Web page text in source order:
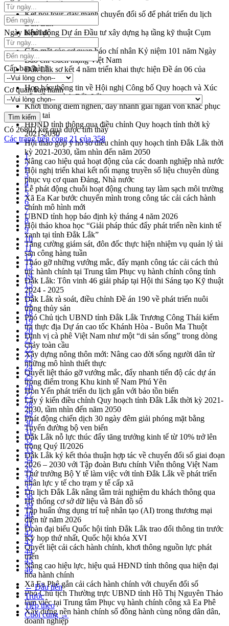
tỉnh Đắk Lắk
Kết nối tour, đẩy mạnh chuyển đổi số để phát triển du lịch
Đắk Lắk
Khởi động Dự án Đầu tư xây dựng hạ tầng kỹ thuật Cụm
công nghiệp Tân Tiến
Gặp mặt các cơ quan báo chí nhân Kỷ niệm 101 năm Ngày
Báo chí Cách mạng Việt Nam
Đắk Lắk sơ kết 4 năm triển khai thực hiện Đề án 06 của
Chính phủ
Họp báo thông tin về Hội nghị Công bố Quy hoạch và Xúc
tiến đầu tư tỉnh Đắk Lắk
Khơi thông điểm nghẽn, đẩy nhanh giải ngân vốn khắc phục
thiên tai
HĐND tỉnh thông qua điều chỉnh Quy hoạch tỉnh thời kỳ
2021-2030
Hội thảo góp ý hồ sơ điều chỉnh quy hoạch tỉnh Đắk Lắk thời
kỳ 2021-2030, tầm nhìn đến năm 2050
Nâng cao hiệu quả hoạt động của các doanh nghiệp nhà nước
Hội nghị triển khai kết nối mạng truyền số liệu chuyên dùng
phục vụ cơ quan Đảng, Nhà nước
Lễ phát động chuỗi hoạt động chung tay làm sạch môi trường
Xã Ea Kar bước chuyển mình trong công tác cải cách hành
chính mô hình mới
UBND tỉnh họp báo định kỳ tháng 4 năm 2026
Hội thảo khoa học “Giải pháp thúc đẩy phát triển nền kinh tế
xanh tại tỉnh Đắk Lắk”
Tăng cường giám sát, đôn đốc thực hiện nhiệm vụ quản lý tài
sản công hàng tuần
Tháo gỡ những vướng mắc, đẩy mạnh công tác cải cách thủ
tục hành chính tại Trung tâm Phục vụ hành chính công tỉnh
Đắk Lắk: Tôn vinh 46 giải pháp tại Hội thi Sáng tạo Kỹ thuật
2024 - 2025
Đắk Lắk rà soát, điều chỉnh Đề án 190 về phát triển nuôi
trồng thủy sản
Phó Chủ tịch UBND tỉnh Đắk Lắk Trương Công Thái kiểm
tra thực địa Dự án cao tốc Khánh Hòa - Buôn Ma Thuột
Định vị cà phê Việt Nam như một “di sản sống” trong dòng
chảy toàn cầu
Xây dựng nông thôn mới: Nâng cao đời sống người dân từ
những mô hình thiết thực
Quyết liệt tháo gỡ vướng mắc, đẩy nhanh tiến độ các dự án
trọng điểm trong Khu kinh tế Nam Phú Yên
Hòn Yến phát triển du lịch gắn với bảo tồn biển
Lấy ý kiến điều chỉnh Quy hoạch tỉnh Đắk Lắk thời kỳ 2021-
2030, tầm nhìn đến năm 2050
Phát động chiến dịch 30 ngày đêm giải phóng mặt bằng
Tuyến đường bộ ven biển
Đắk Lắk nỗ lực thúc đẩy tăng trưởng kinh tế từ 10% trở lên
trong Quý II/2026
Đắk Lắk ký kết thỏa thuận hợp tác về chuyển đổi số giai đoạn
2026 – 2030 với Tập đoàn Bưu chính Viễn thông Việt Nam
Thứ trưởng Bộ Y tế làm việc với tỉnh Đắk Lắk về phát triển
nhân lực y tế cho trạm y tế cấp xã
Du lịch Đắk Lắk nâng tầm trải nghiệm du khách thông qua
Hệ thống cơ sở dữ liệu và Bản đồ số
Tập huấn ứng dụng trí tuệ nhân tạo (AI) trong thương mại
điện tử năm 2026
Đoàn đại biểu Quốc hội tỉnh Đắk Lắk trao đổi thông tin trước
Kỳ họp thứ nhất, Quốc hội khóa XVI
Quyết liệt cải cách hành chính, khơi thông nguồn lực phát
triển
Nâng cao hiệu lực, hiệu quả HĐND tỉnh thông qua hiện đại
hóa hành chính
Xã Ea Phê gắn cải cách hành chính với chuyển đổi số
Phó Chủ tịch Thường trực UBND tỉnh Hồ Thị Nguyên Thảo
làm việc tại Trung tâm Phục vụ hành chính công xã Ea Phê
Xây dựng nền hành chính số đồng hành cùng nông dân dân,
doanh nghiệp
Ngày hiệu lực
Cấp ban hành
Cơ quan ban hành
Có 26802kết quả được tìm thấy
Các trang trên cổng 21 của 358
1
2
3
4
5
6
7
8
9
10
11
12
13
14
15
16
17
18
19
20
21
22
23
24
25
26
27
28
29
30
31
32
33
34
35
36
37
38
39
40
41
42
43
44
45
46
← Đầu tiên
Trước
Tiếp theo
Cuối cùng →